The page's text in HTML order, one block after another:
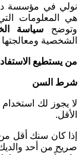
نولي في مؤسسة
هي المعلومات
وتوضح سياسة
الشخصية ومعالجتها
من يستطيع
شرط السن
الأقل.
صريح من أحد والديك